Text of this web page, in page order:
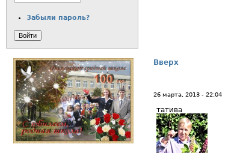
Вверх
26 марта, 2013 - 22:04
татива
Забыли пароль?